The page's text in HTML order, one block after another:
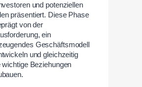
und potenziellen
präsentiert. Diese Phase
von der
ein
Geschäftsmodell
und gleichzeitig
wichtige Beziehungen